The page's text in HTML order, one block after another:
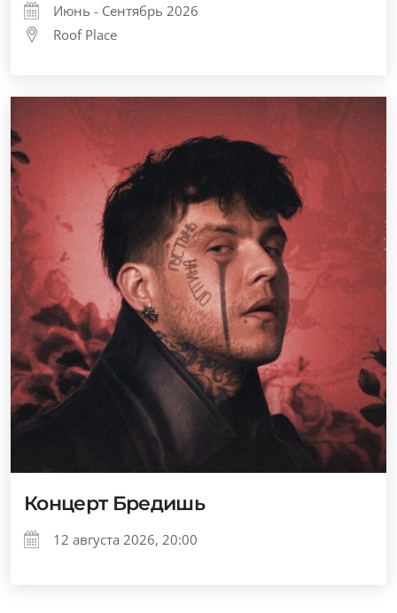
Июнь - Сентябрь 2026
Roof Place
Концерт Бредишь
12 августа 2026, 20:00